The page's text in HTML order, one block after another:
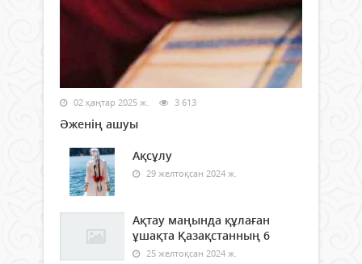
02 қаңтар 2025 ж. 3 613
Әженің ашуы
Ақсұлу
29 желтоқсан 2024 ж.
Ақтау маңында құлаған
ұшақта Қазақстанның 6
25 желтоқсан 2024 ж.